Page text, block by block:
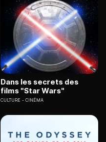
Dans les secrets des
films "Star Wars"
CULTURE CINÉMA